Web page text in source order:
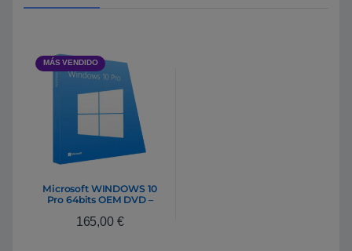
MÁS VENDIDO
Microsoft WINDOWS 10
Pro 64bits OEM DVD –
165,00 €